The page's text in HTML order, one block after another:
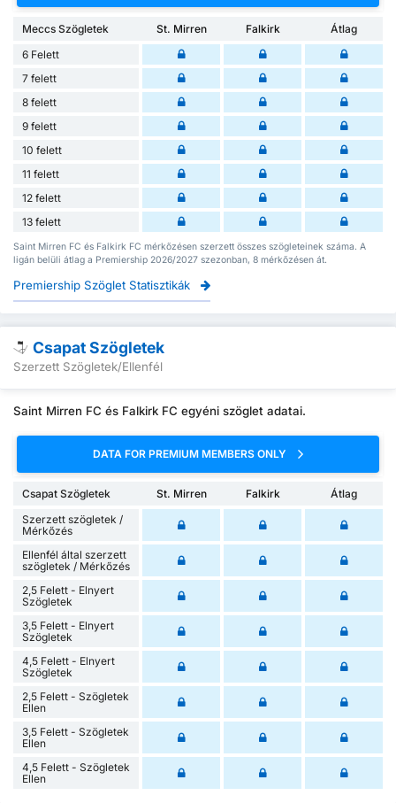
Meccs Szögletek St. Mirren Falkirk
Átlag
6 Felett
7 felett
8 felett
9 felett
10 felett
11 felett
12 felett
13 felett
Saint Mirren FC és Falkirk FC mérkőzésen szerzett összes szögleteinek száma. A
ligán belüli átlag a Premiership 2026/2027 szezonban, 8 mérkőzésen át.
Premiership Szöglet Statisztikák
Csapat Szögletek
Szerzett Szögletek/Ellenfél
Saint Mirren FC és Falkirk FC egyéni szöglet adatai.
DATA FOR PREMIUM MEMBERS ONLY
Csapat Szögletek St. Mirren Falkirk
Átlag
Szerzett szögletek /
Mérkőzés
Ellenfél által szerzett
szögletek / Mérkőzés
2,5 Felett - Elnyert
Szögletek
3,5 Felett - Elnyert
Szögletek
4,5 Felett - Elnyert
Szögletek
2,5 Felett - Szögletek
Ellen
3,5 Felett - Szögletek
Ellen
4,5 Felett - Szögletek
Ellen